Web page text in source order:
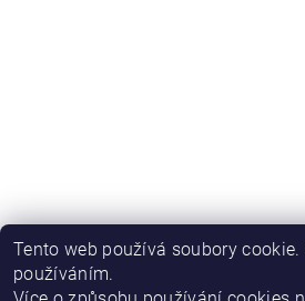
Tento web používá soubory
používáním.